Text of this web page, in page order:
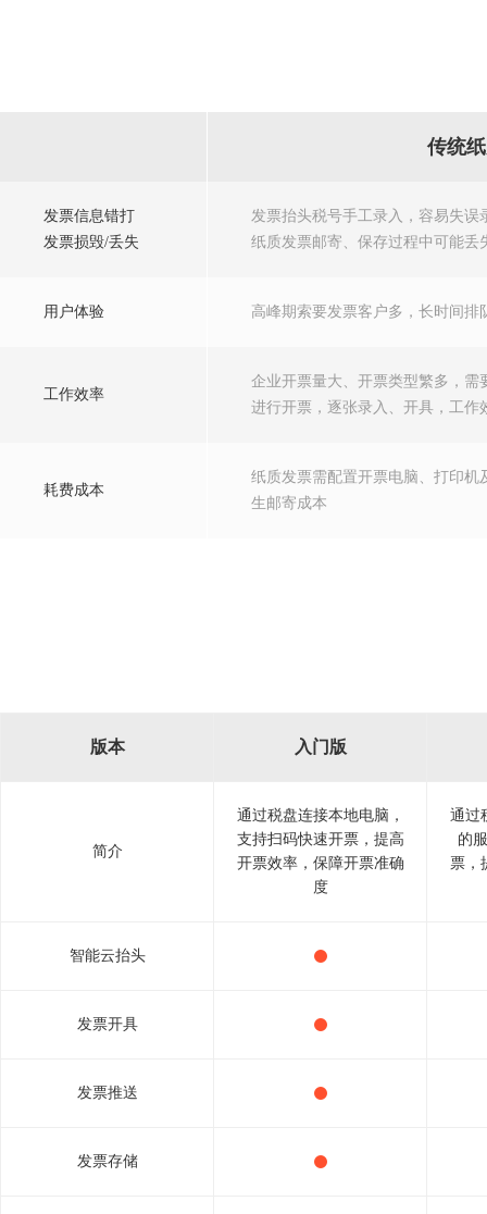
传统
发票信息错打
发票损毁/丢失
发票抬头税号手工录入，容易失误
纸质发票邮寄、保存过程中可能丢
用户体验 高峰期索要发票客户多，长时间排
工作效率
企业开票量大、开票类型繁多，需
进行开票，逐张录入、开具，工作
耗费成本
纸质发票需配置开票电脑、打印机
生邮寄成本
版本 入门版
简介
通过税盘连接本地电脑，
支持扫码快速开票，提高
开票效率，保障开票准确
度
通过
的
票，
智能云抬头
发票开具
发票推送
发票存储